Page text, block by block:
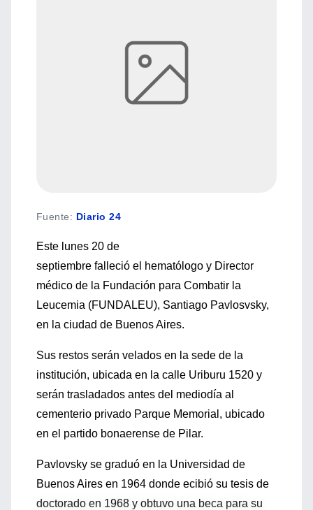
Fuente: Diario 24
Este lunes 20 de
septiembre falleció el hematólogo y Director
médico de la Fundación para Combatir la
Leucemia (FUNDALEU), Santiago Pavlosvsky,
en la ciudad de Buenos Aires.
Sus restos serán velados en la sede de la
institución, ubicada en la calle Uriburu 1520 y
serán trasladados antes del mediodía al
cementerio privado Parque Memorial, ubicado
en el partido bonaerense de Pilar.
Pavlovsky se graduó en la Universidad de
Buenos Aires en 1964 donde ecibió su tesis de
doctorado en 1968 y obtuvo una beca para su